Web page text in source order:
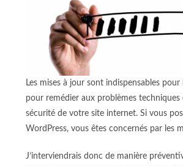
Les mises à jour sont indispensables pour
pour remédier aux problèmes
sécurité de votre site internet. Si vous
WordPress, vous êtes concernés par les
J’interviendrais donc de manière